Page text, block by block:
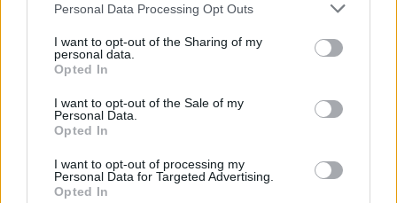
Personal Data Processing Opt Outs
I want to opt-out of the Sharing of my
personal data.
Opted In
I want to opt-out of the Sale of my
Personal Data.
Opted In
I want to opt-out of processing my
Personal Data for Targeted Advertising.
Opted In
Altro che locomotiva, ecco perché la
Spagna di Sanchez è un bluff
19 Novembre 2025, 5:56